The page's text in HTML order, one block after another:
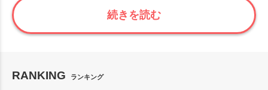
続きを読む
RANKING ランキング